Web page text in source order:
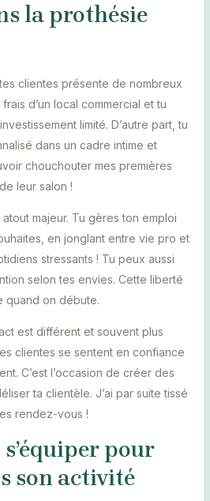
la prothésie
clientes présente de nombreux
d’un local commercial et tu
limité. D’autre part, tu
dans un cadre intime et
chouchouter mes premières
leur salon !
majeur. Tu gères ton emploi
en jonglant entre vie pro et
stressants ! Tu peux aussi
selon tes envies. Cette liberté
quand on débute.
est différent et souvent plus
clientes se sentent en confiance
C’est l’occasion de créer des
ta clientèle. J’ai par suite tissé
rendez-vous !
pour
son activité